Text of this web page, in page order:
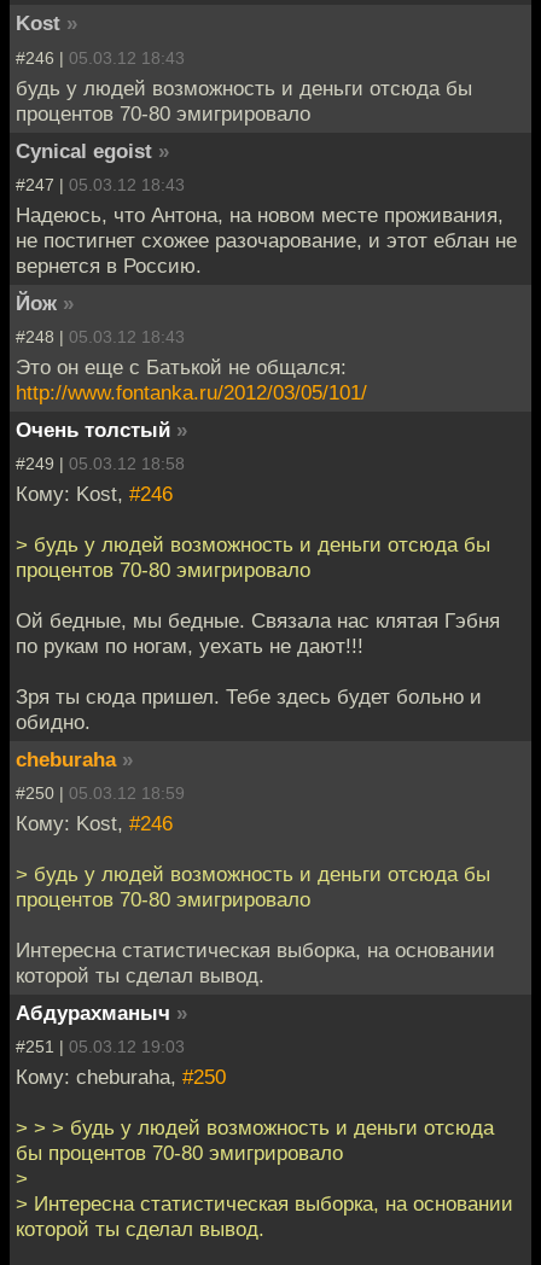
Kost »
#246 | 05.03.12 18:43
будь у людей возможность и деньги отсюда бы
процентов 70-80 эмигрировало
Cynical egoist »
#247 | 05.03.12 18:43
Надеюсь, что Антона, на новом месте проживания,
не постигнет схожее разочарование, и этот еблан не
вернется в Россию.
Йож »
#248 | 05.03.12 18:43
Это он еще с Батькой не общался:
http://www.fontanka.ru/2012/03/05/101/
Очень толстый »
#249 | 05.03.12 18:58
Кому: Kost, #246
> будь у людей возможность и деньги отсюда бы
процентов 70-80 эмигрировало
Ой бедные, мы бедные. Связала нас клятая Гэбня
по рукам по ногам, уехать не дают!!!
Зря ты сюда пришел. Тебе здесь будет больно и
обидно.
cheburaha »
#250 | 05.03.12 18:59
Кому: Kost, #246
> будь у людей возможность и деньги отсюда бы
процентов 70-80 эмигрировало
Интересна статистическая выборка, на основании
которой ты сделал вывод.
Абдурахманыч »
#251 | 05.03.12 19:03
Кому: cheburaha, #250
> > > будь у людей возможность и деньги отсюда
бы процентов 70-80 эмигрировало
>
> Интересна статистическая выборка, на основании
которой ты сделал вывод.